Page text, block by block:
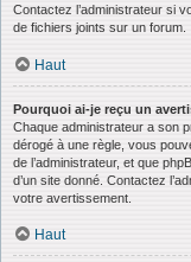
Contactez l’administrateur si
de fichiers joints sur un forum.
Haut
Pourquoi ai-je reçu un
Chaque administrateur a son
dérogé à une règle, vous
de l’administrateur, et que
d’un site donné. Contactez
votre avertissement.
Haut